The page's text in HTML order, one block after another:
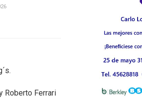
Roberto Ferrari